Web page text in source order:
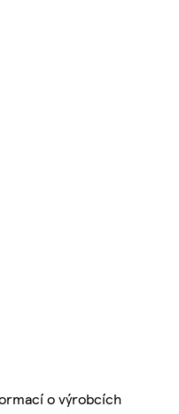
o výrobcích